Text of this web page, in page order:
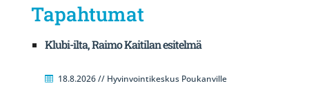
Tapahtumat
Klubi-ilta, Raimo Kaitilan esitelmä
18.8.2026 // Hyvinvointikeskus Poukanville